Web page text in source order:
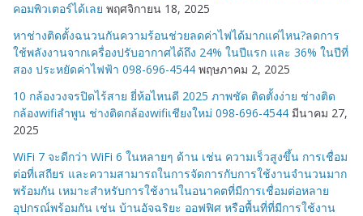
คอมพิวเตอร์ได้เลย พฤศจิกายน 18, 2025
หาช่างติดตั้งฉนวนกันความร้อนช่วยลดค่าไฟได้มากแค่ไหน?ลดการ
ใช้พลังงานจากเครื่องปรับอากาศได้ถึง 24% ในปีแรก และ 36% ในปีที่
สอง ประหยัดค่าไฟฟ้า 098-696-4544 พฤษภาคม 2, 2025
10 กล้องวงจรปิดไร้สาย ยี่ห้อไหนดี 2025 ภาพชัด ติดตั้งง่าย ช่างติด
กล้องwifiลำพูน ช่างติดกล้องwifiเชียงใหม่ 098-696-4544 มีนาคม 27,
2025
WiFi 7 จะดีกว่า WiFi 6 ในหลายๆ ด้าน เช่น ความเร็วสูงขึ้น การเชื่อม
ต่อที่เสถียร และความสามารถในการจัดการกับการใช้งานจำนวนมาก
พร้อมกัน เหมาะสำหรับการใช้งานในอนาคตที่มีการเชื่อมต่อหลาย
อุปกรณ์พร้อมกัน เช่น บ้านอัจฉริยะ ออฟฟิศ หรือพื้นที่ที่มีการใช้งาน